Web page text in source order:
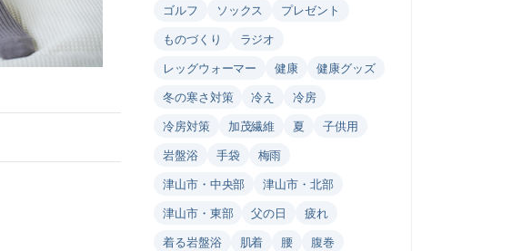
ゴルフ
ソックス
プレゼント
ものづくり
ラジオ
レッグウォーマー
健康
健康グッズ
冬の寒さ対策
冷え
冷房
冷房対策
加茂繊維 夏
子供用
岩盤浴
手袋
梅雨
津山市・中央部
津山市・北部
津山市・東部
父の日
疲れ
着る岩盤浴
肌着 腰
腹巻